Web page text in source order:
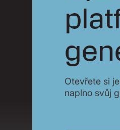
Otevřete si
naplno svůj